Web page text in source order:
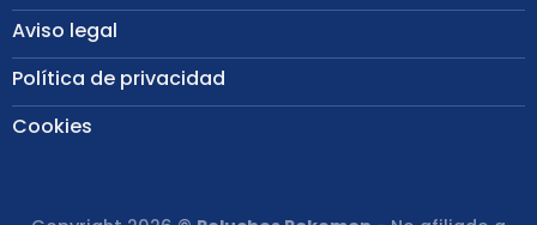
Aviso legal
Política de privacidad
Cookies